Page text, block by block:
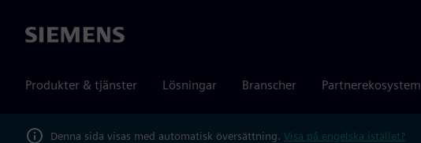
Siemens
Produkter & tjänster Lösningar Branscher Partnerekosystem
Denna sida visas med automatisk översättning. Visa på engelska istället?